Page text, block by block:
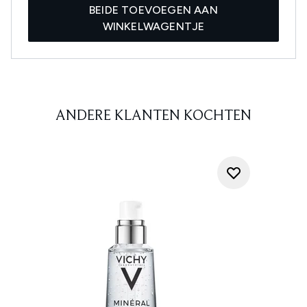
BEIDE TOEVOEGEN AAN
WINKELWAGENTJE
ANDERE KLANTEN KOCHTEN